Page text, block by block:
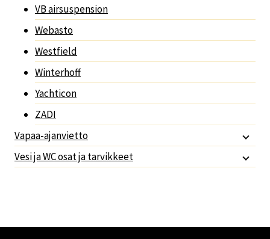
VB airsuspension
Webasto
Westfield
Winterhoff
Yachticon
ZADI
Vapaa-ajanvietto
Vesi ja WC osat ja tarvikkeet